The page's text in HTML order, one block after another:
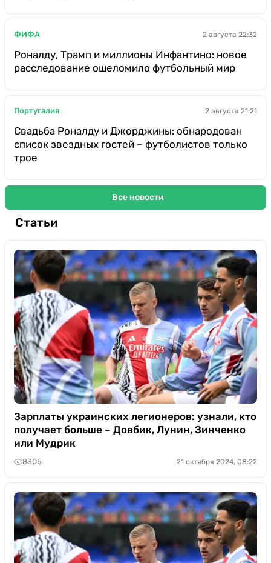
ФИФА 2 августа 22:32
Роналду, Трамп и миллионы Инфантино: новое
расследование ошеломило футбольный мир
Португалия 2 августа 21:21
Свадьба Роналду и Джорджины: обнародован
список звездных гостей – футболистов только
трое
Все новости
Статьи
Зарплаты украинских легионеров: узнали, кто
получает больше – Довбик, Лунин, Зинченко
или Мудрик
8305 21 октября 2024, 08:22